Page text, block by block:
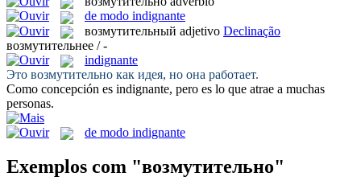
de modo indignante
возмутительный adjetivo Declinação
возмутительнее / -
indignante
Это возмутительно как идея, но она работает.
Como concepción es indignante, pero es lo que atrae a muchas
personas.
de modo indignante
Exemplos com "возмутительно"